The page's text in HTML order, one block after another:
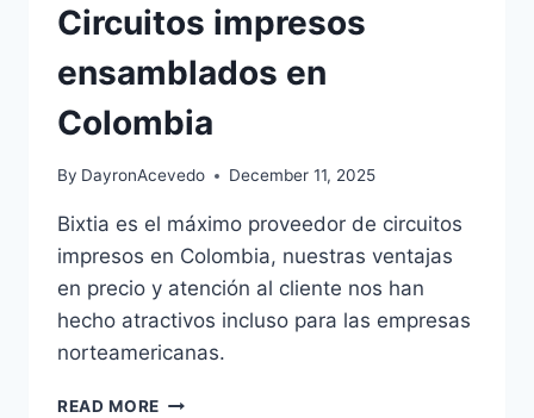
Circuitos impresos
ensamblados en
Colombia
By DayronAcevedo December 11, 2025
Bixtia es el máximo proveedor de circuitos
impresos en Colombia, nuestras ventajas
en precio y atención al cliente nos han
hecho atractivos incluso para las empresas
norteamericanas.
READ MORE